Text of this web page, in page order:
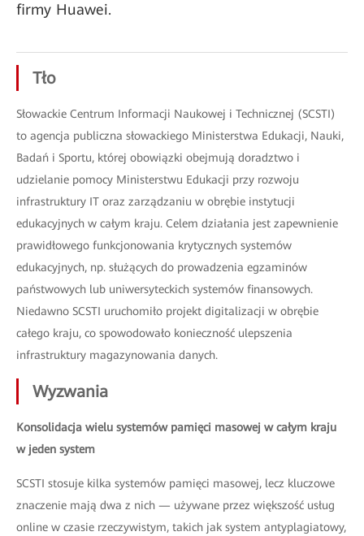
firmy Huawei.
Tło
Słowackie Centrum Informacji Naukowej i Technicznej (SCSTI)
to agencja publiczna słowackiego Ministerstwa Edukacji, Nauki,
Badań i Sportu, której obowiązki obejmują doradztwo i
udzielanie pomocy Ministerstwu Edukacji przy rozwoju
infrastruktury IT oraz zarządzaniu w obrębie instytucji
edukacyjnych w całym kraju. Celem działania jest zapewnienie
prawidłowego funkcjonowania krytycznych systemów
edukacyjnych, np. służących do prowadzenia egzaminów
państwowych lub uniwersyteckich systemów finansowych.
Niedawno SCSTI uruchomiło projekt digitalizacji w obrębie
całego kraju, co spowodowało konieczność ulepszenia
infrastruktury magazynowania danych.
Wyzwania
Konsolidacja wielu systemów pamięci masowej w całym kraju
w jeden system
SCSTI stosuje kilka systemów pamięci masowej, lecz kluczowe
znaczenie mają dwa z nich — używane przez większość usług
online w czasie rzeczywistym, takich jak system antyplagiatowy,